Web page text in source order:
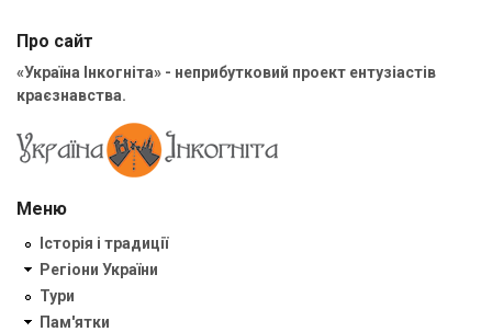
Про сайт
«Україна Інкогніта» - неприбутковий проект ентузіастів
краєзнавства.
Меню
Історія і традиції
Регіони України
Тури
Пам'ятки